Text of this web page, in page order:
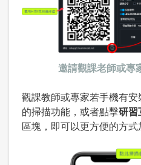
邀請觀課老師或專
觀課教師或專家若手機有
的掃描功能，或者點擊研習
區塊，即可以更方便的方式